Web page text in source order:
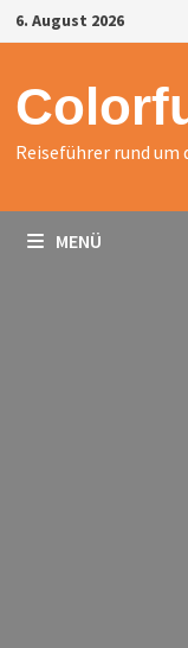
Zurück
zum
6. August 2026
Reiseführer rund um
MENÜ